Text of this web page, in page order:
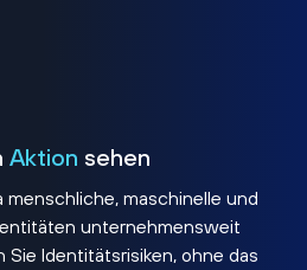
Aktion sehen
menschliche, maschinelle und
unternehmensweit
Sie Identitätsrisiken, ohne das